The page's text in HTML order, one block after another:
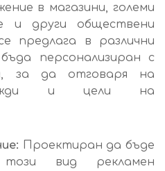
в магазини, големи
и други обществени
предлага в различни
персонализиран с
за да отговаря на
и цели на
Проектиран да бъде
вид рекламен